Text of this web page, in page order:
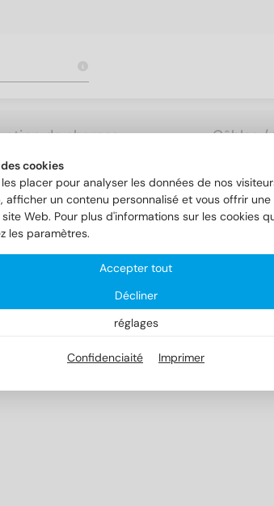
de charges
lourdes
Câbles /
7 1.4305 6m6X30
cookies
placer pour analyser les données de nos
afficher un contenu personnalisé et vous offrir une
Web. Pour plus d'informations sur les cookies
les paramètres.
Accepter tout
Décliner
réglages
Confidenciaité Imprimer